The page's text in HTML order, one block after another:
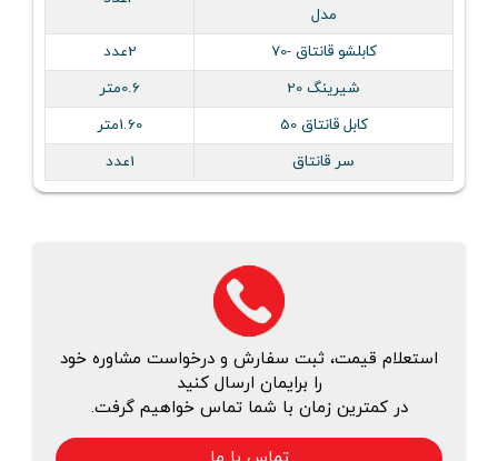
مدل
کابلشو قانتاق -70
2عدد
شیرینگ 20
0.6متر
کابل قانتاق 50
1.60متر
سر قانتاق
1عدد
استعلام قیمت، ثبت سفارش و درخواست مشاوره خود
را برایمان ارسال کنید
در کمترین زمان با شما تماس خواهیم گرفت.